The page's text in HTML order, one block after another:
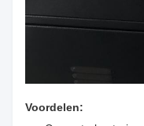
Voordelen: